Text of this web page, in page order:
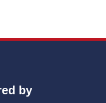
by